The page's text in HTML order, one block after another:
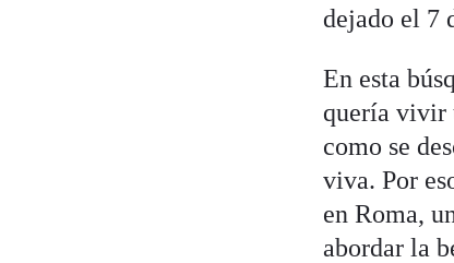
dejado el 7
En esta
quería vivir
como se
viva. Por
en Roma,
abordar la